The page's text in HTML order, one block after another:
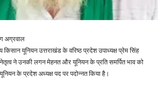
अग्रवाल
किसान यूनियन उत्तराखंड के वरिष्ठ प्रदेश उपाध्यक्ष प्रेम सिंह
नेतृत्व ने उनकी लगन मेहनत और यूनियन के प्रति समर्पित भाव को
के प्रदेश अध्यक्ष पद पर पदोन्नत किया है।